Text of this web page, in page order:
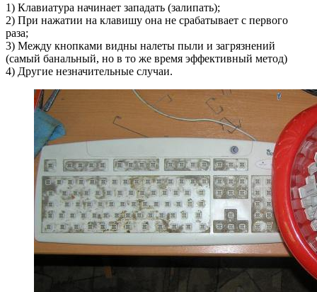
1) Клавиатура начинает западать (залипать);
2) При нажатии на клавишу она не срабатывает с первого
раза;
3) Между кнопками видны налеты пыли и загрязнений
(самый банальный, но в то же время эффективный метод)
4) Другие незначительные случаи.